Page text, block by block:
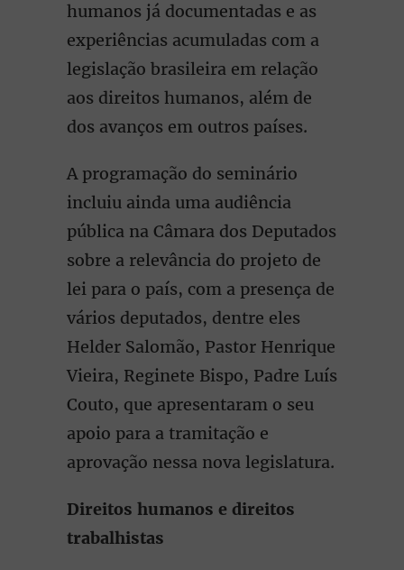
humanos já documentadas e as
experiências acumuladas com a
legislação brasileira em relação
aos direitos humanos, além de
dos avanços em outros países.
A programação do seminário
incluiu ainda uma audiência
pública na Câmara dos Deputados
sobre a relevância do projeto de
lei para o país, com a presença de
vários deputados, dentre eles
Helder Salomão, Pastor Henrique
Vieira, Reginete Bispo, Padre Luís
Couto, que apresentaram o seu
apoio para a tramitação e
aprovação nessa nova legislatura.
Direitos humanos e direitos
trabalhistas